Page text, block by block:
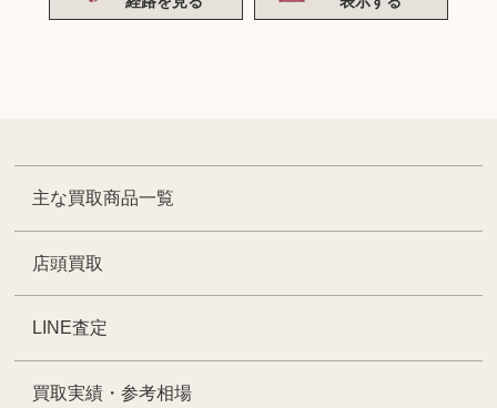
主な買取商品一覧
店頭買取
LINE査定
買取実績・参考相場